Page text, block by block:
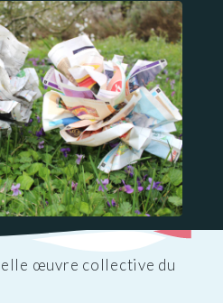
œuvre collective du